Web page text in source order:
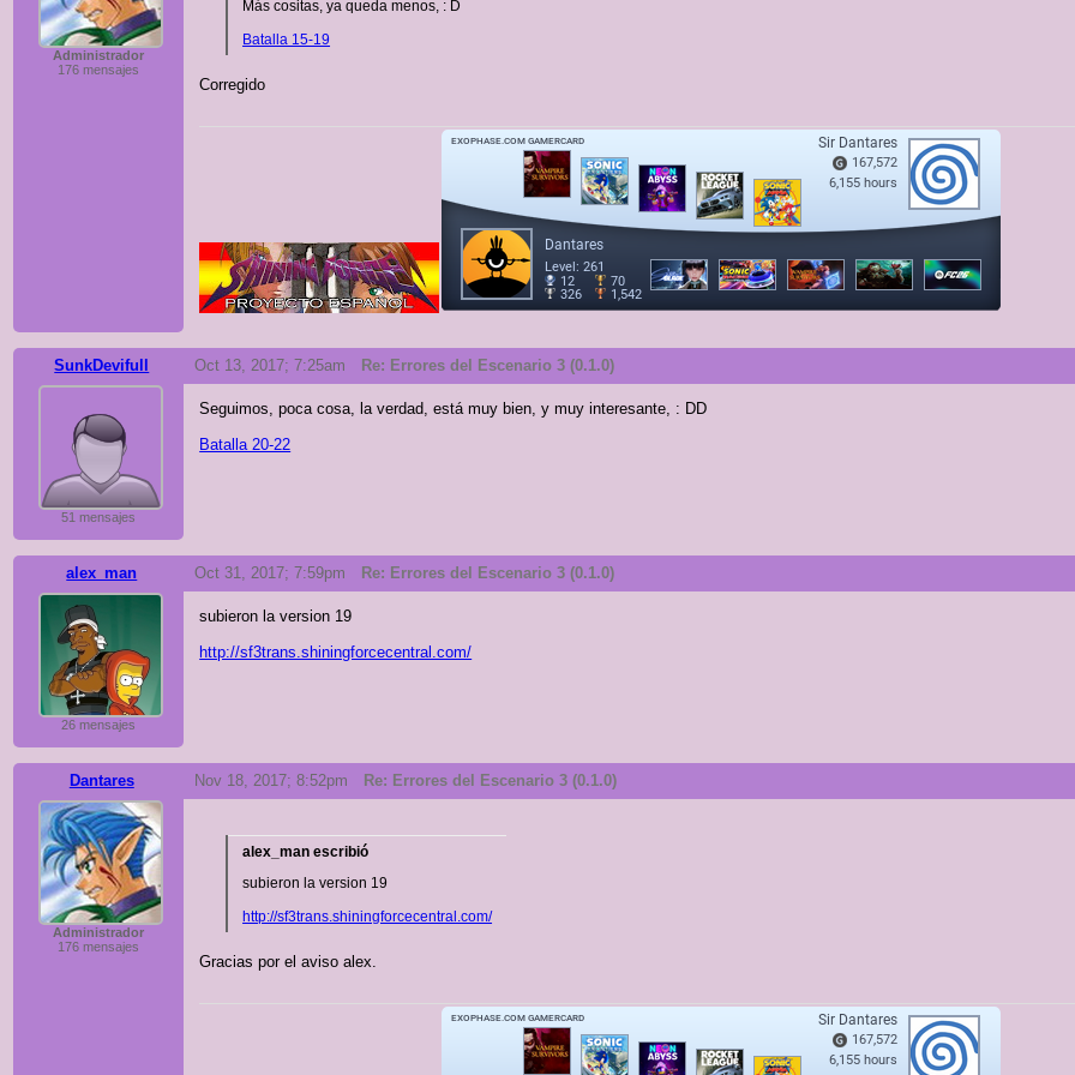
Administrador
176 mensajes
Más cositas, ya queda menos, : D
Batalla 15-19
Corregido
SunkDevifull Oct 13, 2017; 7:25am Re: Errores del Escenario 3 (0.1.0)
51 mensajes
Seguimos, poca cosa, la verdad, está muy bien, y muy interesante, : DD
Batalla 20-22
alex_man Oct 31, 2017; 7:59pm Re: Errores del Escenario 3 (0.1.0)
26 mensajes
subieron la version 19
http://sf3trans.shiningforcecentral.com/
Dantares Nov 18, 2017; 8:52pm Re: Errores del Escenario 3 (0.1.0)
Administrador
176 mensajes
alex_man escribió
subieron la version 19
http://sf3trans.shiningforcecentral.com/
Gracias por el aviso alex.